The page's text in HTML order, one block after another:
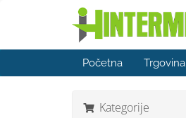
Početna Trgovina
Kategorije